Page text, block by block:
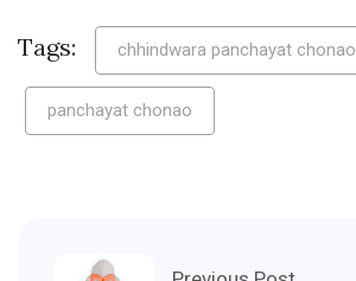
Tags: chhindwara panchayat chonao
panchayat chonao